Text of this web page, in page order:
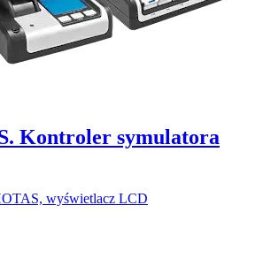
Kontroler symulatora
wyświetlacz LCD